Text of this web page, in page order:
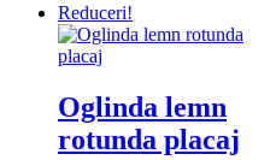
Reduceri!
Oglinda lemn
rotunda placaj